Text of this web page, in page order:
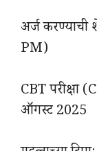
अर्ज
PM)
CBT
ऑगस्ट 2025